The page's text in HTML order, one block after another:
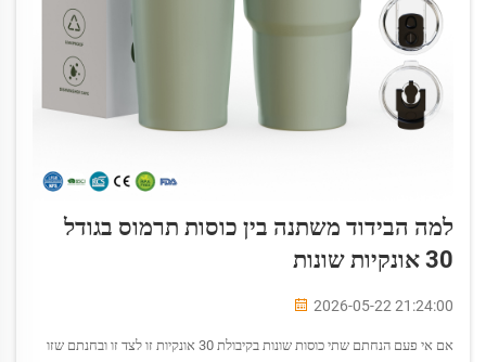
למה הבידוד משתנה בין כוסות תרמוס בגודל
30 אונקיות שונות
2026-05-22 21:24:00
אם אי פעם הנחתם שתי כוסות שונות בקיבולת 30 אונקיות זו לצד זו ובחנתם שזו